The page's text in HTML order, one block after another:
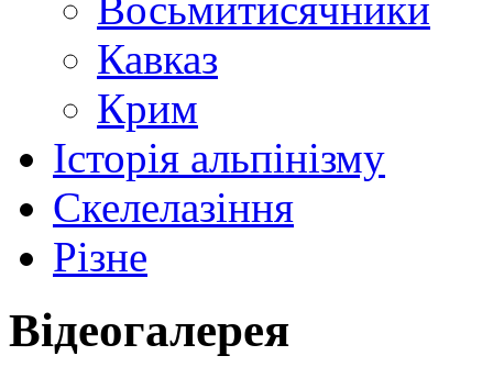
Кавказ
Крим
Історія альпінізму
Скелелазіння
Різне
Відеогалерея